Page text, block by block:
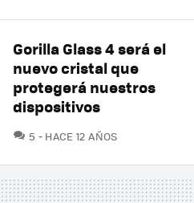
Gorilla Glass 4 será el
nuevo cristal que
protegerá nuestros
dispositivos
5 COMENTARIOS
HACE 12 AÑOS